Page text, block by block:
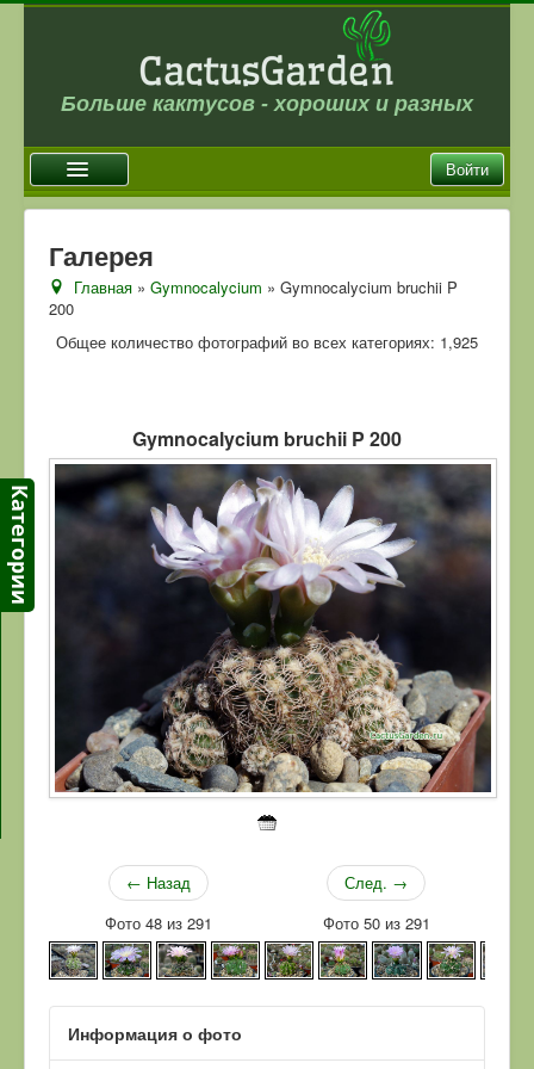
Больше кактусов - хороших и разных
Войти
Новости
Галерея
Магазин
Ссылки
Контакты
Галерея
Главная »Gymnocalycium » Gymnocalycium bruchii P
200
Общее количество фотографий во всех категориях: 1,925
Gymnocalycium bruchii P 200
← Назад
Фото 48 из 291
След. →
Фото 50 из 291
Информация о фото